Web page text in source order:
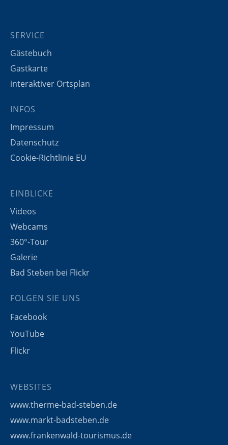
SERVICE
Gästebuch
Gastkarte
interaktiver Ortsplan
INFOS
Impressum
Datenschutz
Cookie-Richtlinie EU
EINBLICKE
Videos
Webcams
360°-Tour
Galerie
Bad Steben bei Flickr
FOLGEN SIE UNS
Facebook
YouTube
Flickr
WEBSITES
www.therme-bad-steben.de
www.markt-badsteben.de
www.frankenwald-tourismus.de